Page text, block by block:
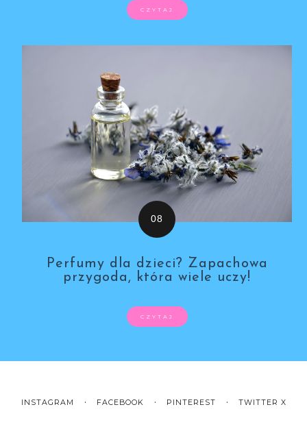
CZYTAJ
Perfumy dla dzieci? Zapachowa
przygoda, która wiele uczy!
CZYTAJ
INSTAGRAM FACEBOOK PINTEREST TWITTER X